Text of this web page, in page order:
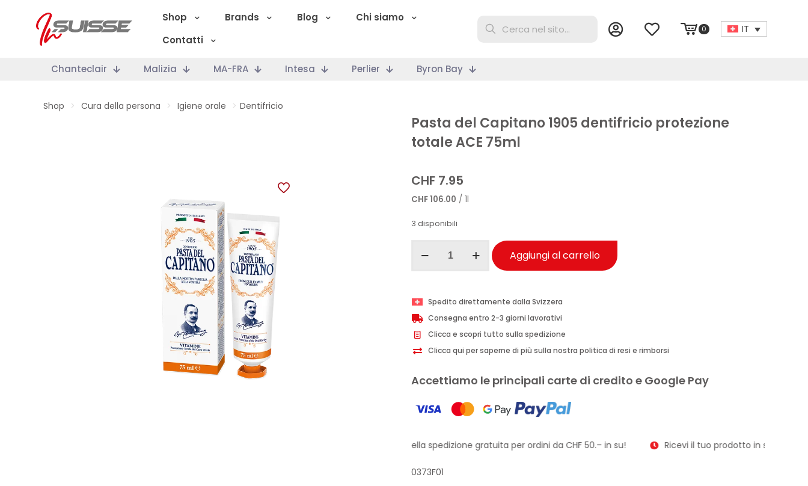
Shop Brands Blog
Chi siamo
Contatti
0 IT
Chanteclair Malizia MA-FRA Intesa Perlier Byron Bay
Shop > Cura della persona > Igiene orale > Dentifricio
Pasta del Capitano 1905 dentifricio protezione
totale ACE 75ml
CHF 7.95
CHF106.00 / 1l
3 disponibili
dentifricio
protezione
totale
ACE
quantità
Aggiungi al carrello
Spedito direttamente dalla Svizzera
Consegna entro 2-3 giorni lavorativi
Clicca e scopri tutto sulla spedizione
Clicca qui per saperne di più sulla nostra politica di resi e rimborsi
Accettiamo le principali carte di credito e Google Pay
Approfitta della spedizione gratuita per ordini da CHF 50.– in su! Ricevi il tuo prodotto in soli 2–3
0373F01